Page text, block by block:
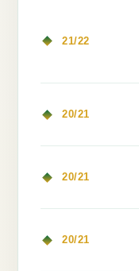
21/22
20/21
20/21
20/21